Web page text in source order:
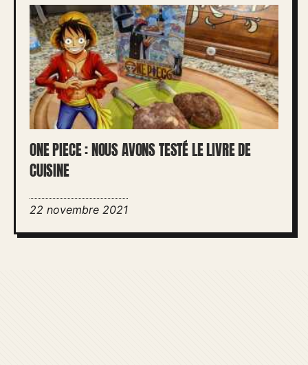
ONE PIECE : NOUS AVONS TESTÉ LE LIVRE DE
CUISINE
22 novembre 2021